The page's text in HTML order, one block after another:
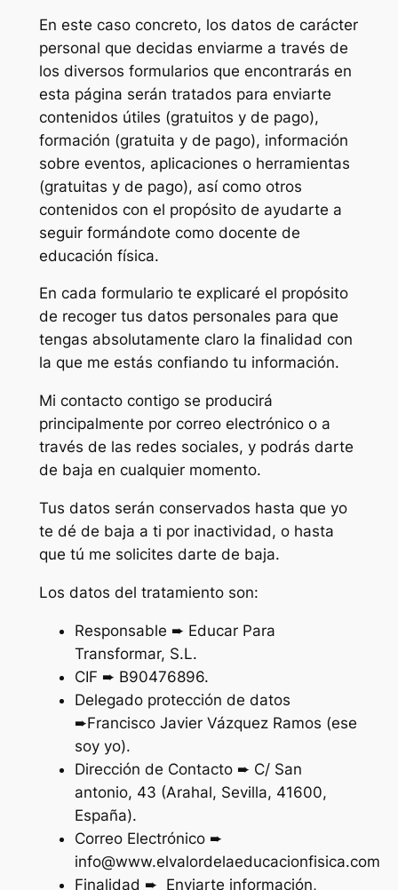
En este caso concreto, los datos de carácter
personal que decidas enviarme a través de
los diversos formularios que encontrarás en
esta página serán tratados para enviarte
contenidos útiles (gratuitos y de pago),
formación (gratuita y de pago), información
sobre eventos, aplicaciones o herramientas
(gratuitas y de pago), así como otros
contenidos con el propósito de ayudarte a
seguir formándote como docente de
educación física.
En cada formulario te explicaré el propósito
de recoger tus datos personales para que
tengas absolutamente claro la finalidad con
la que me estás confiando tu información.
Mi contacto contigo se producirá
principalmente por correo electrónico o a
través de las redes sociales, y podrás darte
de baja en cualquier momento.
Tus datos serán conservados hasta que yo
te dé de baja a ti por inactividad, o hasta
que tú me solicites darte de baja.
Los datos del tratamiento son:
Responsable ➨ Educar Para
Transformar, S.L.
CIF ➨ B90476896.
Delegado protección de datos
➨Francisco Javier Vázquez Ramos (ese
soy yo).
Dirección de Contacto ➨ C/ San
antonio, 43 (Arahal, Sevilla, 41600,
España).
Correo Electrónico ➨
info@www.elvalordelaeducacionfisica.com
Finalidad ➨ Enviarte información,